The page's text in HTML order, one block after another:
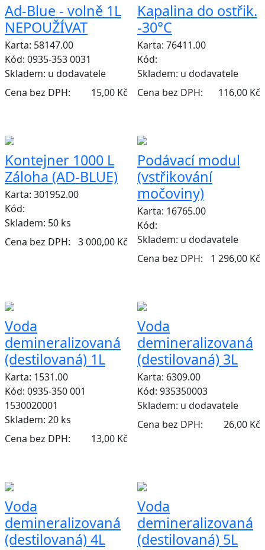
Ad-Blue - volně 1L
NEPOUŽÍVAT
Karta: 58147.00
Kód: 0935-353 0031
Skladem: u dodavatele
Cena bez DPH:
15,00 Kč
Kapalina do ostřik.
-30°C
Karta: 76411.00
Kód:
Skladem: u dodavatele
Cena bez DPH:
116,00 Kč
Kontejner 1000 L
Záloha (AD-BLUE)
Karta: 301952.00
Kód:
Skladem: 50 ks
Cena bez DPH:
3 000,00 Kč
Podávací modul
(vstřikování
močoviny)
Karta: 16765.00
Kód:
Skladem: u dodavatele
Cena bez DPH:
1 296,00 Kč
Voda
demineralizovaná
(destilovaná) 1L
Karta: 1531.00
Kód: 0935-350 001
1530020001
Skladem: 20 ks
Cena bez DPH:
13,00 Kč
Voda
demineralizovaná
(destilovaná) 3L
Karta: 6309.00
Kód: 935350003
Skladem: u dodavatele
Cena bez DPH:
26,00 Kč
Voda
demineralizovaná
(destilovaná) 4L
Voda
demineralizovaná
(destilovaná) 5L